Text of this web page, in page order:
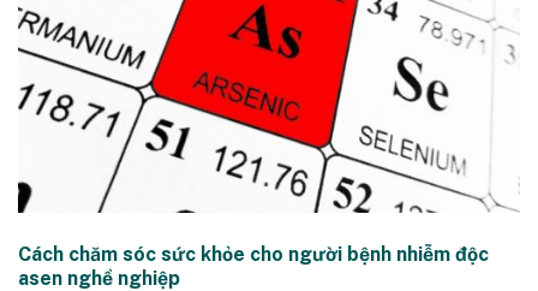
Cách chăm sóc sức khỏe cho người bệnh nhiễm độc
asen nghề nghiệp